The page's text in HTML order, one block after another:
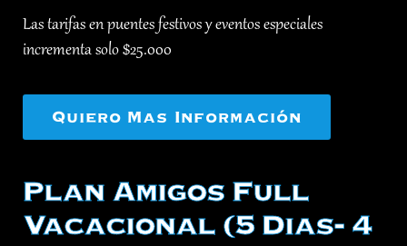
Las tarifas en puentes festivos y eventos especiales
incrementa solo $25.000
Quiero Mas Información
Plan Amigos Full
Vacacional (5 Dias- 4